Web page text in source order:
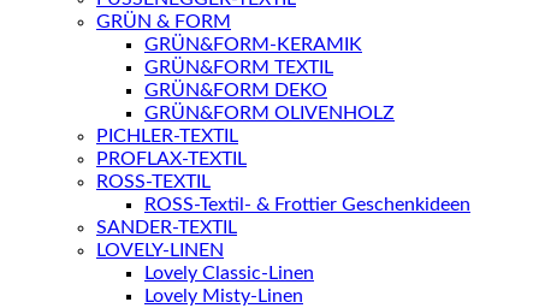
GRÜN & FORM
GRÜN&FORM-KERAMIK
GRÜN&FORM TEXTIL
GRÜN&FORM DEKO
GRÜN&FORM OLIVENHOLZ
PICHLER-TEXTIL
PROFLAX-TEXTIL
ROSS-TEXTIL
ROSS-Textil- & Frottier Geschenkideen
SANDER-TEXTIL
LOVELY-LINEN
Lovely Classic-Linen
Lovely Misty-Linen